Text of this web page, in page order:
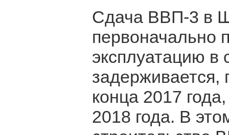
Сдача ВВП-3 в
первоначально
эксплуатацию в
задерживается,
конца 2017
2018 года. В